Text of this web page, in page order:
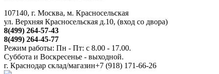
107140, г. Москва, м. Красносельская
ул. Верхняя Красносельская д.10, (вход со двора)
8(499) 264-57-43
8(499) 264-45-77
Режим работы: Пн - Пт: с 8.00 - 17.00.
Суббота и Воскресенье - выходной.
г. Краснодар склад/магазин+7 (918) 171-66-26